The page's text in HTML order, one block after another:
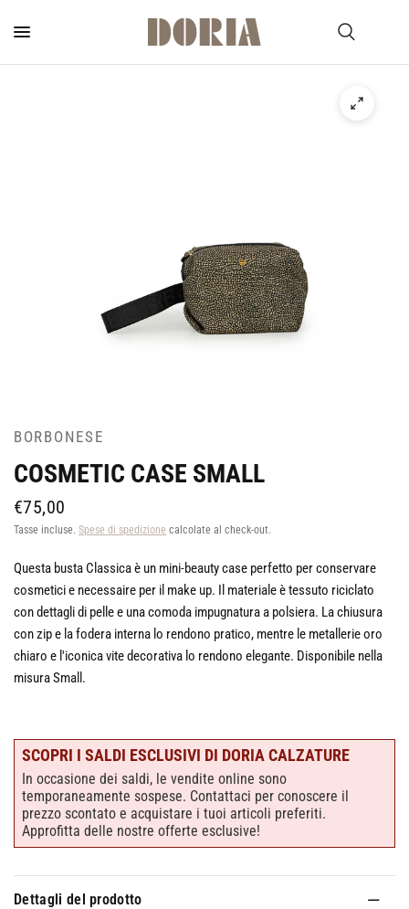
BORBONESE
COSMETIC CASE SMALL
€75,00
Tasse incluse. Spese di spedizione calcolate al check-out.
Questa busta Classica è un mini-beauty case perfetto per conservare
cosmetici e necessaire per il make up. Il materiale è tessuto riciclato
con dettagli di pelle e una comoda impugnatura a polsiera. La chiusura
con zip e la fodera interna lo rendono pratico, mentre le metallerie oro
chiaro e l'iconica vite decorativa lo rendono elegante. Disponibile nella
misura Small.
SCOPRI I SALDI ESCLUSIVI DI DORIA CALZATURE
In occasione dei saldi, le vendite online sono
temporaneamente sospese. Contattaci per conoscere il
prezzo scontato e acquistare i tuoi articoli preferiti.
Approfitta delle nostre offerte esclusive!
Dettagli del prodotto